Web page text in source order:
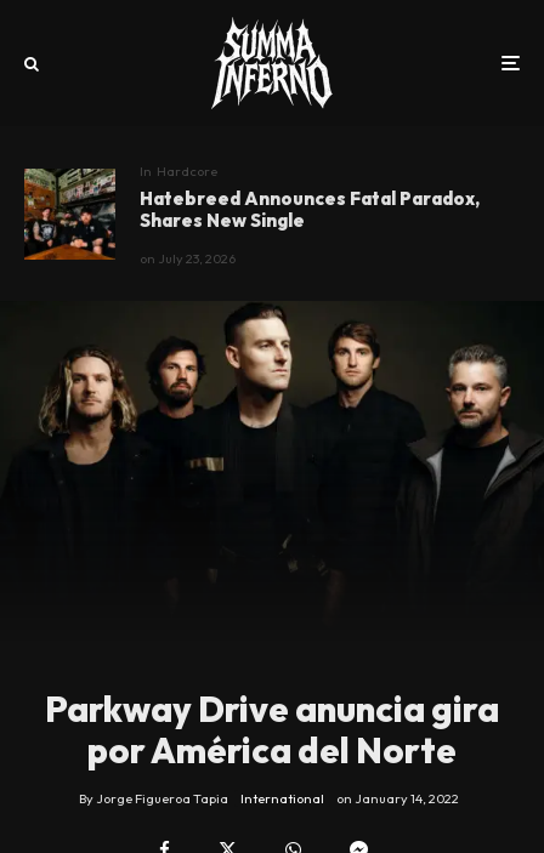
In Hardcore
Hatebreed Announces Fatal Paradox,
Shares New Single
on July 23, 2026
Parkway Drive anuncia gira
por América del Norte
By Jorge Figueroa Tapia International on January 14, 2022